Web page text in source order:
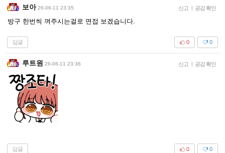
보아 26-06-11 23:35 신고 | 공감 확인
방구 한번씩 껴주시는걸로 면접 보겠습니다.
답글 0
0
루트원 26-06-11 23:36 신고 | 공감 확인
답글 0
0